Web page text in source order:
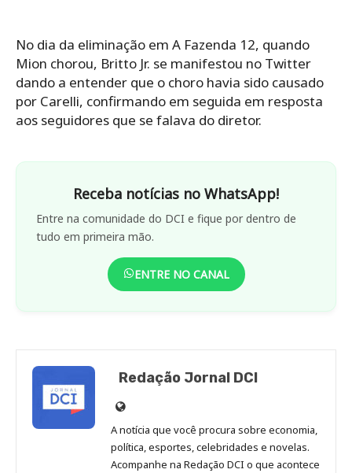
No dia da eliminação em A Fazenda 12, quando
Mion chorou, Britto Jr. se manifestou no Twitter
dando a entender que o choro havia sido causado
por Carelli, confirmando em seguida em resposta
aos seguidores que se falava do diretor.
Receba notícias no WhatsApp!
Entre na comunidade do DCI e fique por dentro de
tudo em primeira mão.
ENTRE NO CANAL
Redação Jornal DCI
Site
de
Redação
Jornal
A notícia que você procura sobre economia,
política, esportes, celebridades e novelas.
Acompanhe na Redação DCI o que acontece